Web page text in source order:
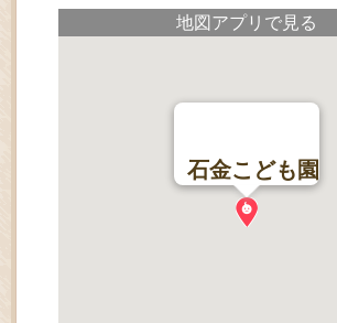
地図アプリで見る
石金こども園